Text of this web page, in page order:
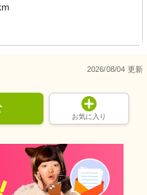
2026/08/04 更新
お気に入り